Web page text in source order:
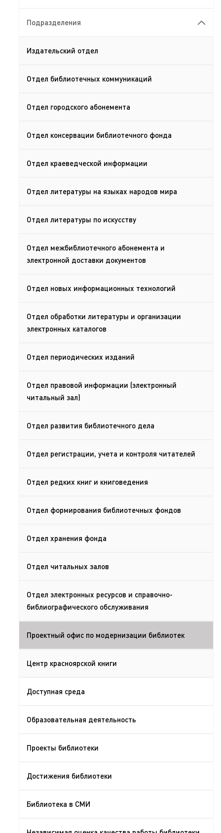
Подразделения
Издательский отдел
Отдел библиотечных коммуникаций
Отдел городского абонемента
Отдел консервации библиотечного фонда
Отдел краеведческой информации
Отдел литературы на языках народов мира
Отдел литературы по искусству
Отдел межбиблиотечного абонемента и
электронной доставки документов
Отдел новых информационных технологий
Отдел обработки литературы и организации
электронных каталогов
Отдел периодических изданий
Отдел правовой информации (электронный
читальный зал)
Отдел развития библиотечного дела
Отдел регистрации, учета и контроля читателей
Отдел редких книг и книговедения
Отдел формирования библиотечных фондов
Отдел хранения фонда
Отдел читальных залов
Отдел электронных ресурсов и справочно-
библиографического обслуживания
Проектный офис по модернизации библиотек
Центр красноярской книги
Доступная среда
Образовательная деятельность
Проекты библиотеки
Достижения библиотеки
Библиотека в СМИ